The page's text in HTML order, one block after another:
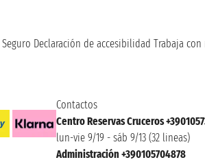
Seguro Declaración de accesibilidad Trabaja
Contactos
Centro Reservas Cruceros
lun-vie 9/19 - sáb 9/13 (32 lineas)
Administración +390105704878